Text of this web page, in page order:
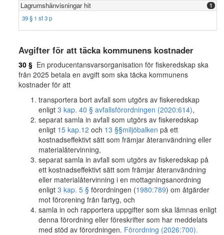
Lagrumshänvisningar hit 1
39 § 1 st 3 p
Avgifter för att täcka kommunens kostnader
30 § En producentansvarsorganisation för fiskeredskap ska
från 2025 betala en avgift som ska täcka kommunens
kostnader för att
transportera bort avfall som utgörs av fiskeredskap
enligt 3 kap. 40 § avfallsförordningen (2020:614),
separat samla in avfall som utgörs av fiskeredskap
enligt 15 kap.12 och 13 §§miljöbalken på ett
kostnadseffektivt sätt som främjar återanvändning eller
materialåtervinning,
separat samla in avfall som utgörs av fiskeredskap på
ett kostnadseffektivt sätt som främjar återanvändning
eller materialåtervinning i en mottagningsanordning
enligt 3 kap. 5 § förordningen (1980:789) om åtgärder
mot förorening från fartyg, och
samla in och rapportera uppgifter som ska lämnas enligt
denna förordning eller föreskrifter som har meddelats
med stöd av förordningen. Förordning (2026:700).